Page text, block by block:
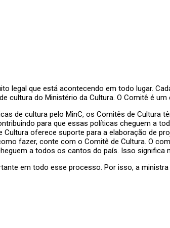
legal que está acontecendo em todo lugar.
cultura do Ministério da Cultura. O Comitê é
de cultura pelo MinC, os Comitês de Cultura
para que essas políticas cheguem a
oferece suporte para a elaboração de
fazer, conte com o Comitê de Cultura. O
a todos os cantos do país. Isso significa
em todo esse processo. Por isso, a